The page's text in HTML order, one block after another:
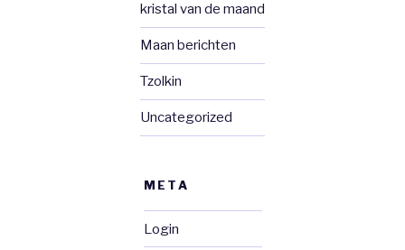
kristal van de maand
Maan berichten
Tzolkin
Uncategorized
META
Login